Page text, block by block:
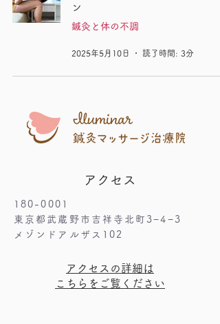
ン
鍼灸と体の不調
2025年5月10日 読了時間: 3分
アクセス
180-0001
東京都武蔵野市吉祥寺北町3−4−3
メゾンドアルザス102
​アクセスの詳細は
こちらをご覧ください